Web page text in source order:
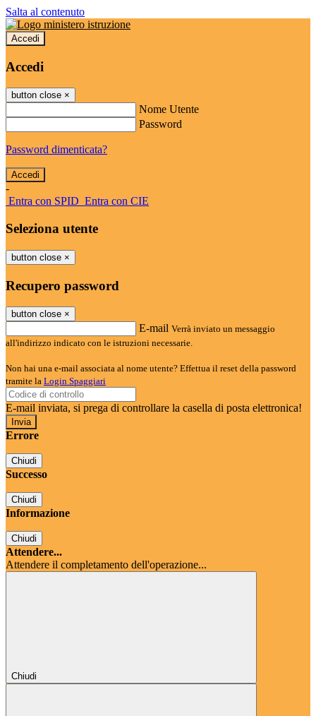
Salta al contenuto
Accedi
Accedi
button close ×
Nome Utente
Password
Password dimenticata?
-
Entra con SPID Entra con CIE
Seleziona utente
button close ×
Recupero password
button close ×
E-mail Verrà inviato un messaggio
all'indirizzo indicato con le istruzioni necessarie.
Non hai una e-mail associata al nome utente? Effettua il reset della password
tramite la Login Spaggiari
E-mail inviata, si prega di controllare la casella di posta elettronica!
Errore
Chiudi
Successo
Chiudi
Informazione
Chiudi
Attendere...
Attendere il completamento dell'operazione...
Chiudi